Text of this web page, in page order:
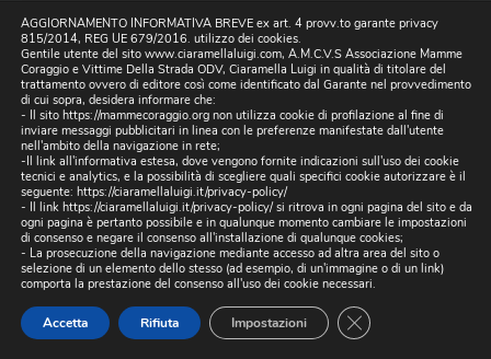
TORNATA. 03/03/2026 TRENTOLA DUCENTA, LUSCIANO
MARZO 2026
SOPRALLUOGHI MINISTERIALI DOPO MARANO: SI PARTE DA
GIUGLIANO, LETTORI INVITATI A SEGNALARE BUCHE E
VORAGINI27 FEBBRAIO 2026
26/02/2026 STRADE AL BUIO DA UNA SETTIMANA TRA VIA
BETTINO CRAXI E VIA LUCARELLI. TRENTOLA DUCENTA,
LUSCIANO,26 FEBBRAIO 2026
IERI 25/02/2026 MIO COGNATO FAVICCHIO LUCIANO E
AGGIORNAMENTO INFORMATIVA BREVE ex art. 4 provv.to garante privacy
815/2014, REG UE 679/2016. utilizzo dei cookies.
Gentile utente del sito www.ciaramellaluigi.com, A.M.C.V.S Associazione Mamme
Coraggio e Vittime Della Strada ODV, Ciaramella Luigi in qualità di titolare del
trattamento ovvero di editore così come identificato dal Garante nel provvedimento
di cui sopra, desidera informare che:
- Il sito https://mammecoraggio.org non utilizza cookie di profilazione al fine di
inviare messaggi pubblicitari in linea con le preferenze manifestate dall'utente
nell'ambito della navigazione in rete;
-Il link all'informativa estesa, dove vengono fornite indicazioni sull'uso dei cookie
tecnici e analytics, e la possibilità di scegliere quali specifici cookie autorizzare è il
seguente: https://ciaramellaluigi.it/privacy-policy/
- Il link https://ciaramellaluigi.it/privacy-policy/si ritrova in ogni pagina del sito e da
ogni pagina è pertanto possibile e in qualunque momento cambiare le impostazioni
di consenso e negare il consenso all'installazione di qualunque cookies;
- La prosecuzione della navigazione mediante accesso ad altra area del sito o
selezione di un elemento dello stesso (ad esempio, di un'immagine o di un link)
comporta la prestazione del consenso all'uso dei cookie necessari.
Accetta Rifiuta Impostazioni CLOSE GDPR